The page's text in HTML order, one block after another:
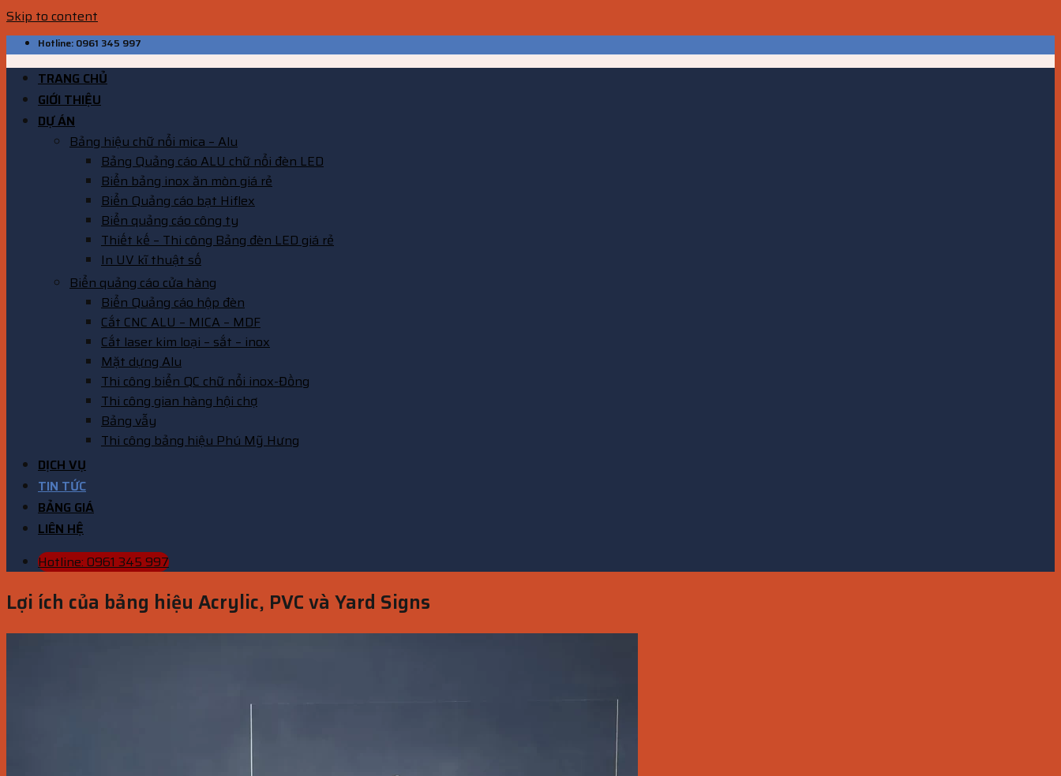
Skip to content
Hotline: 0961 345 997
TRANG CHỦ
GIỚI THIỆU
DỰ ÁN
Bảng hiệu chữ nổi mica – Alu
Bảng Quảng cáo ALU chữ nổi đèn LED
Biển bảng inox ăn mòn giá rẻ
Biển Quảng cáo bạt Hiflex
Biển quảng cáo công ty
Thiết kế – Thi công Bảng đèn LED giá rẻ
In UV kĩ thuật số
Biển quảng cáo cửa hàng
Biển Quảng cáo hộp đèn
Cắt CNC ALU – MICA – MDF
Cắt laser kim loại – sắt – inox
Mặt dựng Alu
Thi công biển QC chữ nổi inox-Đồng
Thi công gian hàng hội chợ
Bảng vẫy
Thi công bảng hiệu Phú Mỹ Hưng
DỊCH VỤ
TIN TỨC
BẢNG GIÁ
LIÊN HỆ
Hotline: 0961 345 997
Lợi ích của bảng hiệu Acrylic, PVC và Yard Signs